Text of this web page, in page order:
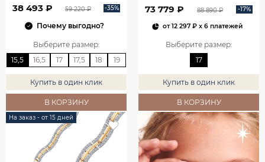
38 493 ₽ 59 220 ₽ -35%
Почему выгодно?
Выберите размер:
15,5
16,5 17 17,5 18 19
Купить в один клик
В КОРЗИНУ
73 779 ₽ 88 890 ₽ -17%
от12 297 ₽x 6 платежей
Выберите размер:
17
Купить в один клик
В КОРЗИНУ
На заказ - от 15 дней